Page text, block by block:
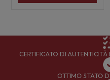
CERTIFICATO DI
OTTIMO STATO